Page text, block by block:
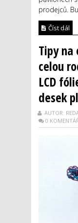
prodejců.
Číst dál
Tipy na
celou
LCD
desek
AUTOR:
0